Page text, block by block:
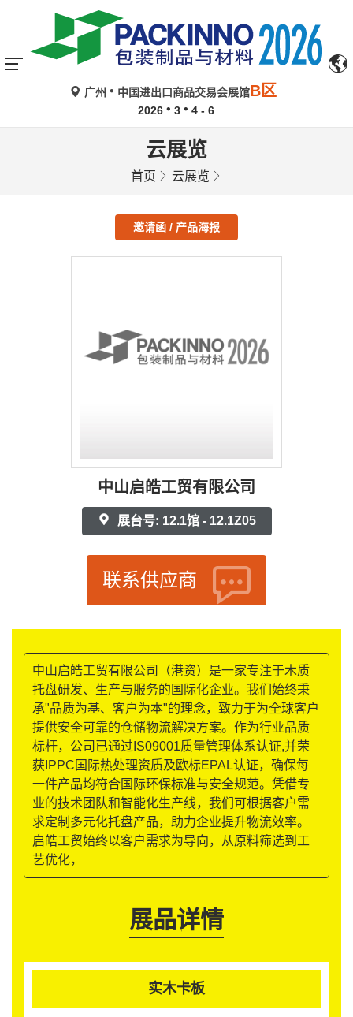
广州 中国进出口商品交易会展馆B区
2026 3 4 - 6
云展览
首页 云展览
邀请函 / 产品海报
中山启皓工贸有限公司
展台号: 12.1馆 - 12.1Z05
联系供应商
中山启皓工贸有限公司（港资）是一家专注于木质
托盘研发、生产与服务的国际化企业。我们始终秉
承"品质为基、客户为本"的理念，致力于为全球客户
提供安全可靠的仓储物流解决方案。作为行业品质
标杆，公司已通过IS09001质量管理体系认证,并荣
获IPPC国际热处理资质及欧标EPAL认证，确保每
一件产品均符合国际环保标准与安全规范。凭借专
业的技术团队和智能化生产线，我们可根据客户需
求定制多元化托盘产品，助力企业提升物流效率。
启皓工贸始终以客户需求为导向，从原料筛选到工
艺优化，
展品详情
实木卡板